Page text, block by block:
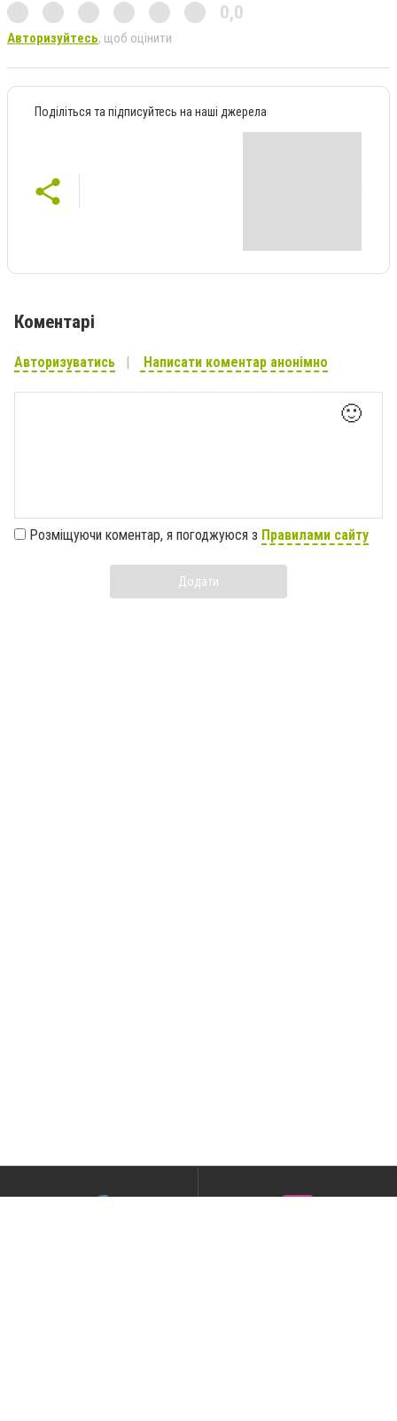
0,0
Авторизуйтесь, щоб оцінити
Поділіться та підписуйтесь на наші джерела
Коментарі
Авторизуватись Написати коментар анонімно
🙂
Розміщуючи коментар, я погоджуюся з Правилами сайту
Додати